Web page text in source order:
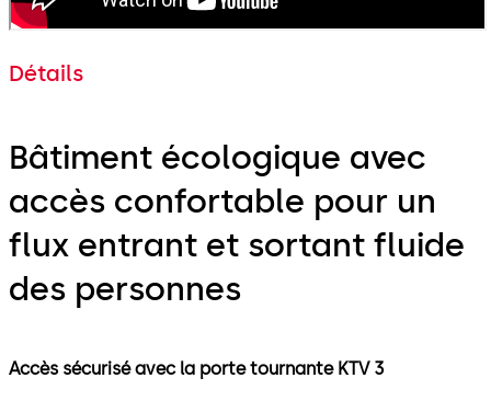
Détails
Bâtiment écologique avec
accès confortable pour un
flux entrant et sortant fluide
des personnes
Accès sécurisé avec la porte tournante KTV 3